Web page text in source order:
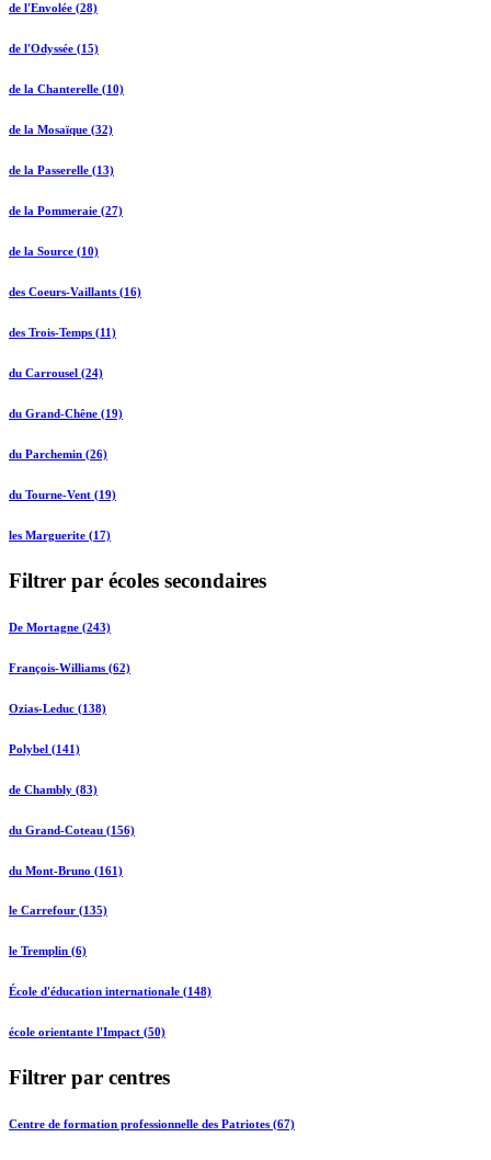
de l'Envolée (28)
de l'Odyssée (15)
de la Chanterelle (10)
de la Mosaïque (32)
de la Passerelle (13)
de la Pommeraie (27)
de la Source (10)
des Coeurs-Vaillants (16)
des Trois-Temps (11)
du Carrousel (24)
du Grand-Chêne (19)
du Parchemin (26)
du Tourne-Vent (19)
les Marguerite (17)
Filtrer par écoles secondaires
De Mortagne (243)
François-Williams (62)
Ozias-Leduc (138)
Polybel (141)
de Chambly (83)
du Grand-Coteau (156)
du Mont-Bruno (161)
le Carrefour (135)
le Tremplin (6)
École d'éducation internationale (148)
école orientante l'Impact (50)
Filtrer par centres
Centre de formation professionnelle des Patriotes (67)